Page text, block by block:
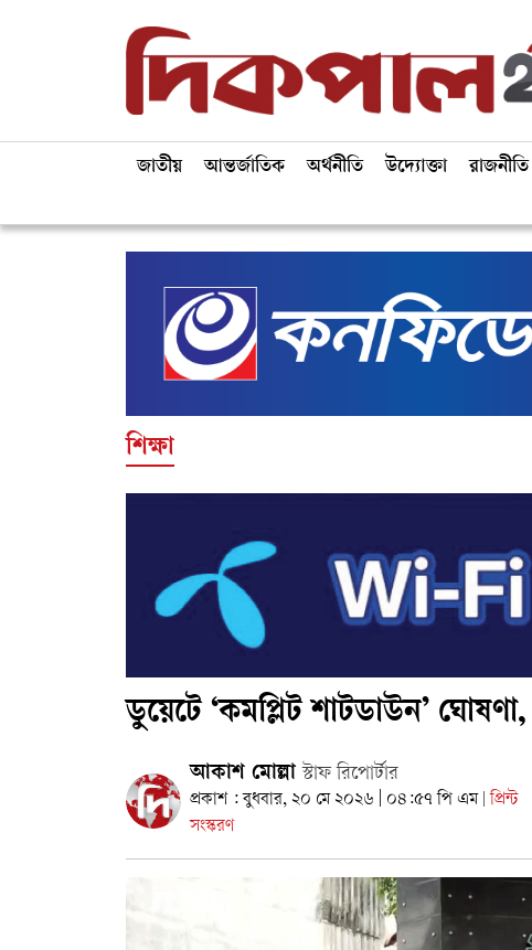
জাতীয় আন্তর্জাতিক অর্থনীতি উদ্যোক্তা রাজনীতি
শিক্ষা
ডুয়েটে ‘কমপ্লিট শাটডাউন’
আকাশ মোল্লাস্টাফ রিপোর্টার
প্রকাশ : বুধবার, ২০ মে ২০২৬ | ০৪:৫৭ পি এম
প্রিন্ট
সংস্করণ